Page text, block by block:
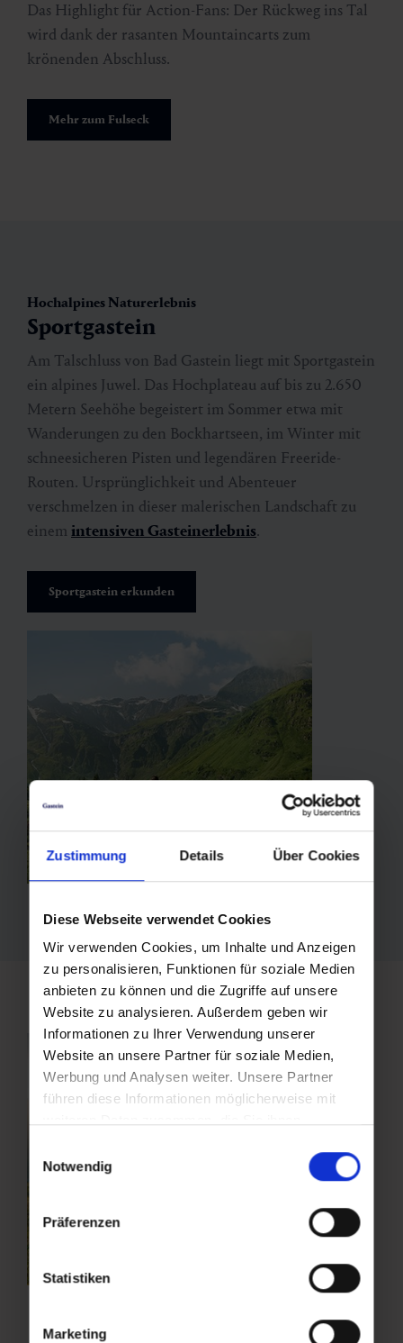
Zustimmung Details Über Cookies
Diese Webseite verwendet Cookies
Wir verwenden Cookies, um Inhalte und Anzeigen
zu personalisieren, Funktionen für soziale Medien
anbieten zu können und die Zugriffe auf unsere
Website zu analysieren. Außerdem geben wir
Informationen zu Ihrer Verwendung unserer
Website an unsere Partner für soziale Medien,
Werbung und Analysen weiter. Unsere Partner
führen diese Informationen möglicherweise mit
Nutzung der Dienste gesammelt haben.
Notwendig
Präferenzen
Statistiken
Marketing
Das Highlight für Action-Fans: Der Rückweg ins Tal
wird dank der rasanten Mountaincarts zum
krönenden Abschluss.
Mehr zum Fulseck
Hochalpines Naturerlebnis
Sportgastein
Am Talschluss von Bad Gastein liegt mit Sportgastein
ein alpines Juwel. Das Hochplateau auf bis zu 2.650
Metern Seehöhe begeistert im Sommer etwa mit
Wanderungen zu den Bockhartseen, im Winter mit
schneesicheren Pisten und legendären Freeride-
Routen. Ursprünglichkeit und Abenteuer
verschmelzen in dieser malerischen Landschaft zu
einem intensiven Gasteinerlebnis.
Sportgastein erkunden